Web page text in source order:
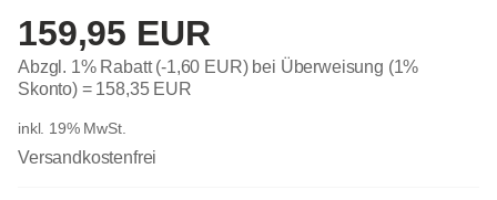
159,95 EUR
Abzgl. 1% Rabatt (-1,60 EUR) bei Überweisung (1%
Skonto) = 158,35 EUR
inkl. 19% MwSt.
Versandkostenfrei